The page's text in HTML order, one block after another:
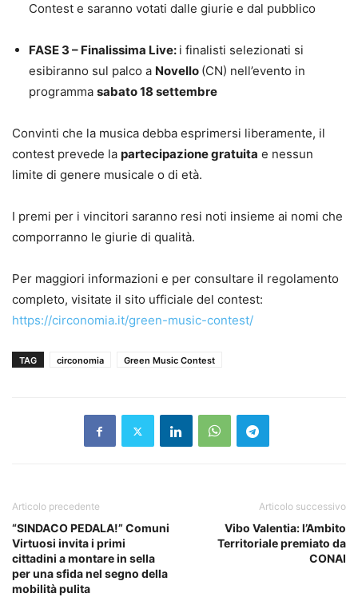
Contest e saranno votati dalle giurie e dal pubblico
FASE 3 – Finalissima Live: i finalisti selezionati si
esibiranno sul palco a Novello (CN) nell’evento in
programma sabato 18 settembre
Convinti che la musica debba esprimersi liberamente, il
contest prevede la partecipazione gratuita e nessun
limite di genere musicale o di età.
I premi per i vincitori saranno resi noti insieme ai nomi che
comporranno le giurie di qualità.
Per maggiori informazioni e per consultare il regolamento
completo, visitate il sito ufficiale del contest:
https://circonomia.it/green-music-contest/
TAG circonomia Green Music Contest
Articolo precedente
“SINDACO PEDALA!” Comuni
Virtuosi invita i primi
cittadini a montare in sella
per una sfida nel segno della
mobilità pulita
Articolo successivo
Vibo Valentia: l’Ambito
Territoriale premiato da
CONAI